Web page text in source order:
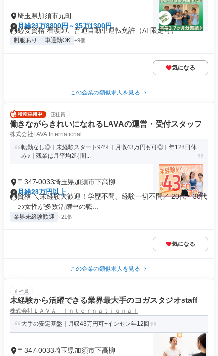
埼玉県加須市元町
月給26万8800円～35万1300円
必要資格 看護師、普通自動車運転免許（AT限定可）
制服あり 車通勤OK +9個
気になる
この企業の類似求人を見る
正社員
働きながらきれいになれるLAVAの運営・受付スタッフ
株式会社LAVA International
転勤なし◎｜未経験スタート94%｜月収43万円も可◎｜年128日休
み♪｜残業は月平均2時間...
〒347-0033埼玉県加須市下高柳
月給28万円以上
資格 ＼未経験大歓迎！学歴不問、経験一切不問／ 20代～30代
の女性が多数活躍中の職...
業界未経験歓迎 +21個
気になる
この企業の類似求人を見る
正社員
未経験から活躍できる業界最大手のヨガスタジオstaff
株式会社ＬＡＶＡ Ｉｎｔｅｒｎａｔｉｏｎａｌ
大手の安定基盤｜月収43万円可+インセン年12回
〒347-0033埼玉県加須市下高柳